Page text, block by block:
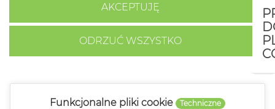
ODRZUĆ WSZYSTKO
AKCEPTUJĘ
Funkcjonalne pliki cookie Techniczne